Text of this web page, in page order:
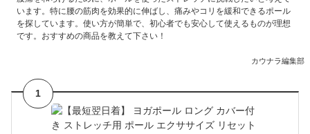
います。特に腰の筋肉を効果的に伸ばし、痛みやコリを緩和できるポール
を探しています。使い方が簡単で、初心者でも安心して使えるものが理想
です。おすすめの商品を教えて下さい！
カウナラ編集部
1